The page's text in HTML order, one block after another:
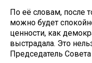
По её словам, после
можно будет
ценности, как
выстрадала. Это
Председатель